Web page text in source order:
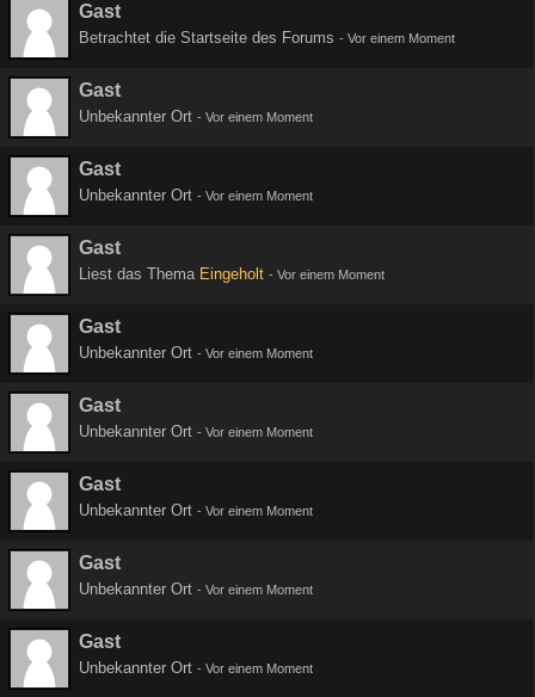
Gast
Betrachtet die Startseite des Forums - Vor einem Moment
Gast
Unbekannter Ort - Vor einem Moment
Gast
Unbekannter Ort - Vor einem Moment
Gast
Liest das Thema Eingeholt - Vor einem Moment
Gast
Unbekannter Ort - Vor einem Moment
Gast
Unbekannter Ort - Vor einem Moment
Gast
Unbekannter Ort - Vor einem Moment
Gast
Unbekannter Ort - Vor einem Moment
Gast
Unbekannter Ort - Vor einem Moment